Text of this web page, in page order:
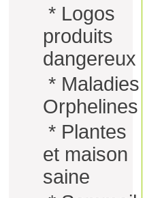
* Logos
produits
dangereux
* Maladies
Orphelines
* Plantes
et maison
saine